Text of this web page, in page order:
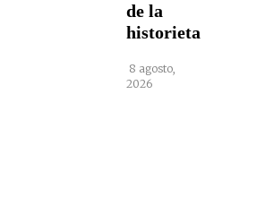
de la
historieta
8 agosto,
2026